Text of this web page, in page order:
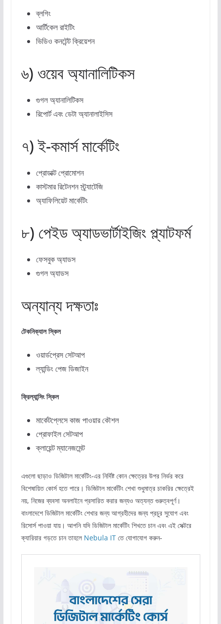
ব্লগিং
আর্টিকেল রাইটিং
ভিডিও কনটেন্ট ক্রিয়েশন
৬) ওয়েব অ্যানালিটিকস
গুগল অ্যানালিটিকস
রিপোর্ট এবং ডেটা অ্যানালাইসিস
৭) ই-কমার্স মার্কেটিং
প্রোডাক্ট প্রোমোশন
কাস্টমার রিটেনশন স্ট্র্যাটেজি
অ্যাফিলিয়েট মার্কেটিং
৮) পেইড অ্যাডভার্টাইজিং প্ল্যাটফর্ম
ফেসবুক অ্যাডস
গুগল অ্যাডস
অন্যান্য দক্ষতাঃ
টেকনিক্যাল স্কিল
ওয়ার্ডপ্রেস সেটআপ
ল্যান্ডিং পেজ ডিজাইন
ফ্রিল্যান্সিং স্কিল
মার্কেটপ্লেসে কাজ পাওয়ার কৌশল
প্রোফাইল সেটআপ
ক্লায়েন্ট ম্যানেজমেন্ট
এগুলো ছাড়াও ডিজিটাল মার্কেটিং-এর নির্দিষ্ট কোন ক্ষেত্রের উপর নির্ভর করে
বিশেষায়িত কোর্স হতে পারে। ডিজিটাল মার্কেটিং শেখা শুধুমাত্র চাকরির ক্ষেত্রেই
নয়, নিজের ব্যবসা অনলাইনে প্রসারিত করার জন্যও অত্যন্ত গুরুত্বপূর্ণ।
বাংলাদেশে ডিজিটাল মার্কেটিং শেখার জন্য আগ্রহীদের জন্য প্রচুর সুযোগ এবং
রিসোর্স পাওয়া যায়। আপনি যদি ডিজিটাল মার্কেটিং শিখতে চান এবং এই সেক্টরে
ক্যারিয়ার গড়তে চান তাহলে Nebula ITতে যোগাযোগ করুন-